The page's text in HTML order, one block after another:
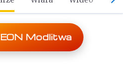
Modlitwa